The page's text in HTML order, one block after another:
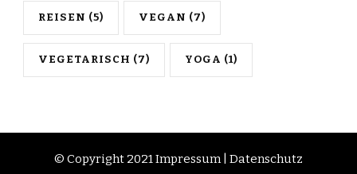
REISEN (5) VEGAN (7)
VEGETARISCH (7) YOGA (1)
© Copyright 2021Impressum| Datenschutz